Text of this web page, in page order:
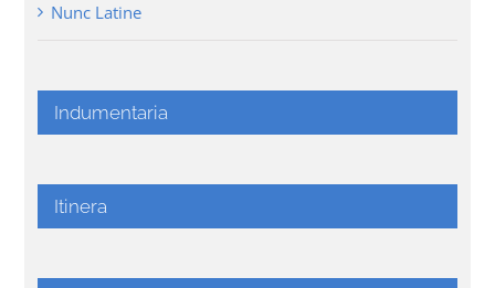
Nunc Latine
Indumentaria
Itinera